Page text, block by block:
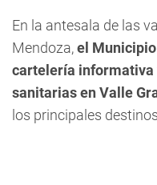
En la antesala de las
Mendoza,el
cartelería informativa
sanitarias en Valle
los principales